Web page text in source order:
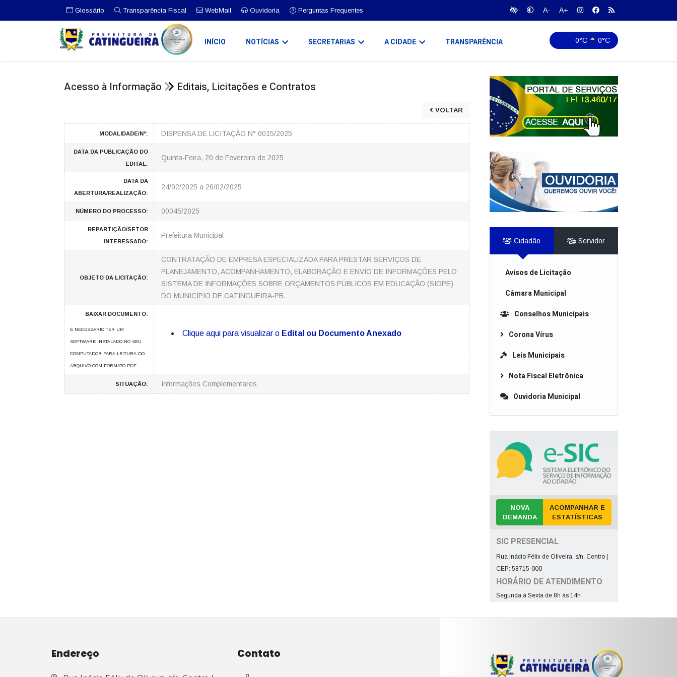
Glossário Transparência Fiscal WebMail Ouvidoria Perguntas Frequentes A- A+
0°C 0°C
INÍCIO NOTÍCIAS SECRETARIAS A CIDADE TRANSPARÊNCIA
Acesso à Informação Editais, Licitações e Contratos
VOLTAR
MODALIDADE/Nº: DISPENSA DE LICITAÇÃO N° 0015/2025
DATA DA PUBLICAÇÃO DO
EDITAL:
Quinta-Feira, 20 de Fevereiro de 2025
DATA DA
ABERTURA/REALIZAÇÃO:
24/02/2025 a 26/02/2025
NÚMERO DO PROCESSO: 00045/2025
REPARTIÇÃO/SETOR
INTERESSADO:
Prefeitura Municipal
OBJETO DA LICITAÇÃO:
CONTRATAÇÃO DE EMPRESA ESPECIALIZADA PARA PRESTAR SERVIÇOS DE
PLANEJAMENTO, ACOMPANHAMENTO, ELABORAÇÃO E ENVIO DE INFORMAÇÕES PELO
SISTEMA DE INFORMAÇÕES SOBRE ORÇAMENTOS PÚBLICOS EM EDUCAÇÃO (SIOPE)
DO MUNICÍPIO DE CATINGUEIRA-PB.
BAIXAR DOCUMENTO:
É NECESSARIO TER UM
SOFTWARE INSTALADO NO SEU
COMPUTADOR PARA LEITURA DO
ARQUIVO COM FORMATO PDF
Clique aqui para visualizar o Edital ou Documento Anexado
SITUAÇÃO: Informações Complementares
Cidadão Servidor
Avisos de Licitação
Câmara Municipal
Conselhos Municipais
Corona Vírus
Leis Municipais
Nota Fiscal Eletrônica
Ouvidoria Municipal
NOVA
DEMANDA
ACOMPANHAR E
ESTATÍSTICAS
SIC PRESENCIAL
Rua Inácio Félix de Oliveira, s/n, Centro |
CEP: 58715-000
HORÁRIO DE ATENDIMENTO
Segunda à Sexta de 8h às 14h
Endereço Contato